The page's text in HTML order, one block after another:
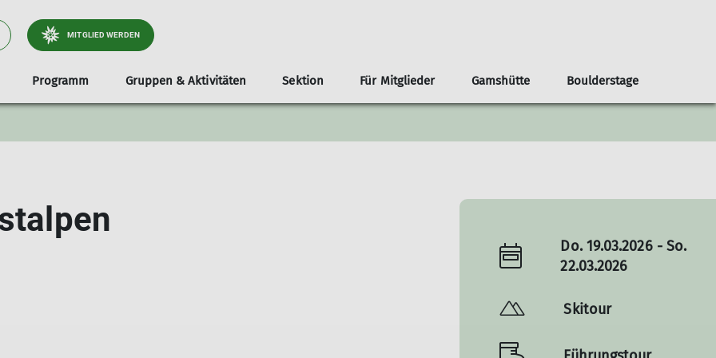
MITGLIED WERDEN
Programm
Infos & Anmeldung Tourenvorschläge ab der Haustür
Tourenvorschläge Alpenregion Tegernsee Schliersee
Gruppen & Aktivitäten
Familien Erwachsene
Gipfelstürmer
Bouldertreff
Sektion
& Naturschutz
Stützpunkte Klima- und Naturschutz
Für Mitglieder
Services Infos
Unsere Partner*innen
Gamshütte Boulderstage
Dokumente Unterstützer*innen Team Boulderstage
Do. 19.03.2026 - So.
22.03.2026
Skitour